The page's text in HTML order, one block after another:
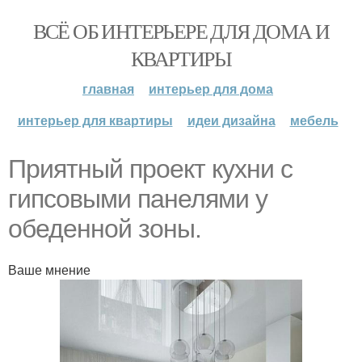
ВСЁ ОБ ИНТЕРЬЕРЕ ДЛЯ ДОМА И
КВАРТИРЫ
главная
интерьер для дома
интерьер для квартиры
идеи дизайна мебель
Приятный проект кухни с
гипсовыми панелями у
обеденной зоны.
Ваше мнение